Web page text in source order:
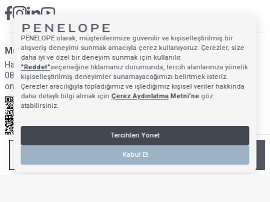
Anasayfa Mağazalarımız Favorilerim Giriş Yap Sepetim
SEPETE EKLE
Müsteri Hizmetleri İletişim Adresi
Hafta İçi: 09:00 - 18:00
0850 640 1993
onlinedestek@penelopebedroom.com
PENELOPE olarak, müşterilerimize güvenilir ve kişiselleştirilmiş bir
alışveriş deneyimi sunmak amacıyla çerez kullanıyoruz. Çerezler, size
daha iyi ve özel bir deneyim sunmak için kullanılır.
"Reddet"seçeneğine tıklamanız durumunda, tercih alanlarınıza yönelik
kişiselleştirilmiş deneyimler sunamayacağımızı belirtmek isteriz.
Çerezler aracılığıyla topladığımız ve işlediğimiz kişisel veriler hakkında
daha detaylı bilgi almak için Çerez AydınlatmaMetni'negöz
atabilirsiniz.
Tercihleri Yönet
Kabul Et